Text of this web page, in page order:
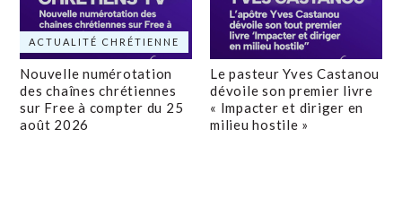
ACTUALITÉ CHRÉTIENNE
Nouvelle numérotation
des chaînes chrétiennes
sur Free à compter du 25
août 2026
Le pasteur Yves Castanou
dévoile son premier livre
« Impacter et diriger en
milieu hostile »